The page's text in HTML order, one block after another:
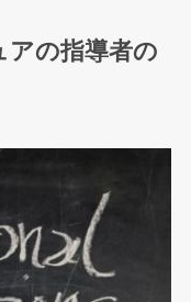
アの指導者の